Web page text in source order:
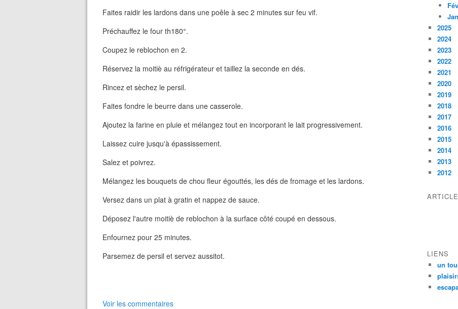
Faites raidir les lardons dans une poêle à sec 2 minutes sur feu vif.
Préchauffez le four th180°.
Coupez le reblochon en 2.
Réservez la moitiè au réfrigérateur et taillez la seconde en dés.
Rincez et sèchez le persil.
Faites fondre le beurre dans une casserole.
Ajoutez la farine en pluie et mélangez tout en incorporant le lait progressivement.
Laissez cuire jusqu'à épassissement.
Salez et poivrez.
Mélangez les bouquets de chou fleur égouttés, les dés de fromage et les lardons.
Versez dans un plat à gratin et nappez de sauce.
Déposez l'autre moitiè de reblochon à la surface côté coupé en dessous.
Enfournez pour 25 minutes.
Parsemez de persil et servez aussitot.
Voir les commentaires
2025
2024
2023
2022
2021
2020
2019
2018
2017
2016
2015
2014
2013
2012
LIENS
un